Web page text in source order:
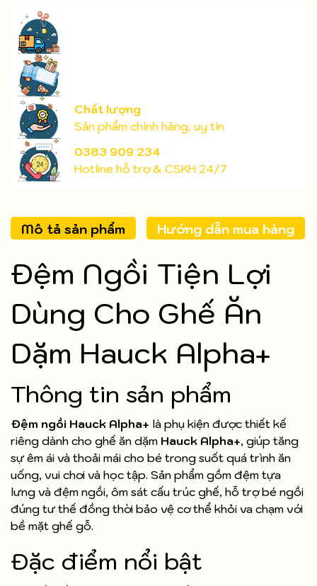
Chất lượng
Sản phẩm chính hãng, uy tín
0383 909 234
Hotline hỗ trợ & CSKH 24/7
Mô tả sản phẩm Hướng dẫn mua hàng
Đệm Ngồi Tiện Lợi
Dùng Cho Ghế Ăn
Dặm Hauck Alpha+
Thông tin sản phẩm
Đệm ngồi Hauck Alpha+ là phụ kiện được thiết kế
riêng dành cho ghế ăn dặm Hauck Alpha+, giúp tăng
sự êm ái và thoải mái cho bé trong suốt quá trình ăn
uống, vui chơi và học tập. Sản phẩm gồm đệm tựa
lưng và đệm ngồi, ôm sát cấu trúc ghế, hỗ trợ bé ngồi
đúng tư thế đồng thời bảo vệ cơ thể khỏi va chạm với
bề mặt ghế gỗ.
Đặc điểm nổi bật